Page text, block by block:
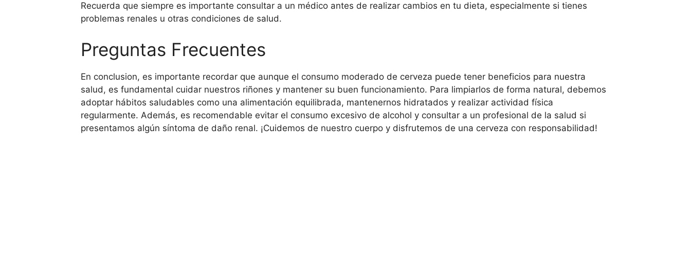
Recuerda que siempre es importante consultar a un médico antes de realizar cambios en tu dieta, especialmente si tienes
problemas renales u otras condiciones de salud.
Preguntas Frecuentes
En conclusion, es importante recordar que aunque el consumo moderado de cerveza puede tener beneficios para nuestra
salud, es fundamental cuidar nuestros riñones y mantener su buen funcionamiento. Para limpiarlos de forma natural, debemos
adoptar hábitos saludables como una alimentación equilibrada, mantenernos hidratados y realizar actividad física
regularmente. Además, es recomendable evitar el consumo excesivo de alcohol y consultar a un profesional de la salud si
presentamos algún síntoma de daño renal. ¡Cuidemos de nuestro cuerpo y disfrutemos de una cerveza con responsabilidad!